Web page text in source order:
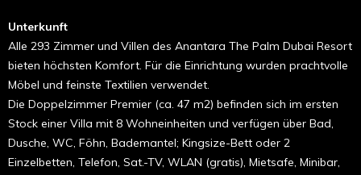
Unterkunft
Alle 293 Zimmer und Villen des Anantara The Palm Dubai Resort
bieten höchsten Komfort. Für die Einrichtung wurden prachtvolle
Möbel und feinste Textilien verwendet.
Die Doppelzimmer Premier (ca. 47 m2) befinden sich im ersten
Stock einer Villa mit 8 Wohneinheiten und verfügen über Bad,
Dusche, WC, Föhn, Bademantel; Kingsize-Bett oder 2
Einzelbetten, Telefon, Sat.-TV, WLAN (gratis), Mietsafe, Minibar,